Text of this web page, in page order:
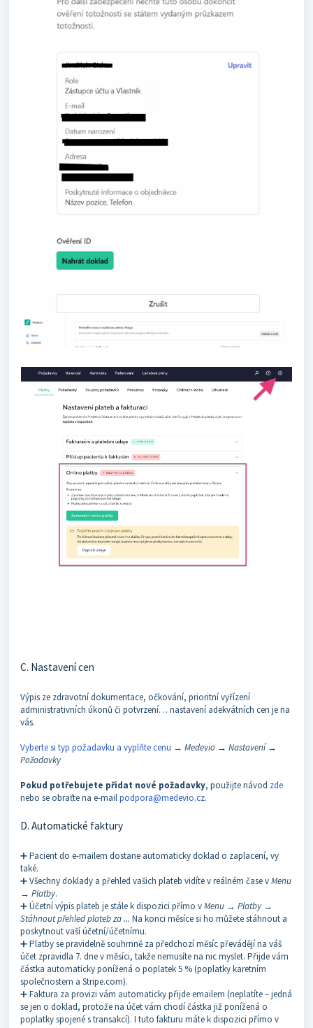
C. Nastavení cen
Výpis ze zdravotní dokumentace, očkování, prioritní vyřízení
administrativních úkonů či potvrzení… nastavení adekvátních cen je na
vás.
Vyberte si typ požadavku a vyplňte cenu → Medevio → Nastavení →
Požadavky
Pokud potřebujete přidat nové požadavky, použijte návod zde
nebo se obraťte na e-mailpodpora@medevio.cz.
D. Automatické faktury
➕ Pacient do e-mailem dostane automaticky doklad o zaplacení, vy
také.
➕ Všechny doklady a přehled vašich plateb vidíte v reálném čase vMenu
→ Platby.
➕ Účetní výpis plateb je stále k dispozici přímo vMenu → Platby →
Stáhnout přehled plateb za ... Na konci měsíce si ho můžete stáhnout a
poskytnout vaší účetní/účetnímu.
➕ Platby se pravidelně souhrnně za předchozí měsíc převádějí na váš
účet zpravidla 7. dne v měsíci, takže nemusíte na nic myslet. Přijde vám
částka automaticky ponížená o poplatek 5 % (poplatky karetním
společnostem a Stripe.com).
➕ Faktura za provizi vám automaticky přijde emailem (neplatíte – jedná
se jen o doklad, protože na účet vám chodí částka již ponížená o
poplatky spojené s transakcí). I tuto fakturu máte k dispozici přímo v